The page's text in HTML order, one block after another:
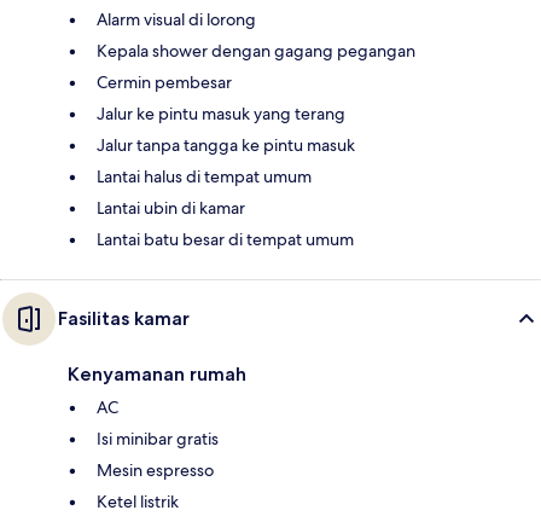
Alarm visual di lorong
Kepala shower dengan gagang pegangan
Cermin pembesar
Jalur ke pintu masuk yang terang
Jalur tanpa tangga ke pintu masuk
Lantai halus di tempat umum
Lantai ubin di kamar
Lantai batu besar di tempat umum
Fasilitas kamar
Kenyamanan rumah
AC
Isi minibar gratis
Mesin espresso
Ketel listrik